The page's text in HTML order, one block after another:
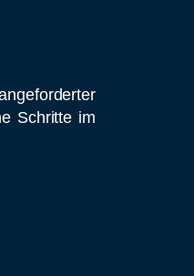
Schritte im